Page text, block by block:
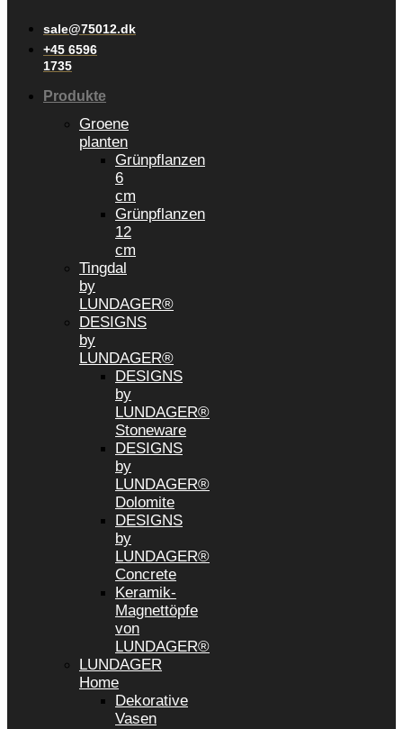
sale@75012.dk
+45 6596
1735
Produkte
Groene
planten
Grünpflanzen
6
cm
Grünpflanzen
12
cm
Tingdal
by
LUNDAGER®
DESIGNS
by
LUNDAGER®
DESIGNS
by
LUNDAGER®
Stoneware
DESIGNS
by
LUNDAGER®
Dolomite
DESIGNS
by
LUNDAGER®
Concrete
Keramik-
Magnettöpfe
von
LUNDAGER®
LUNDAGER
Home
Dekorative
Vasen